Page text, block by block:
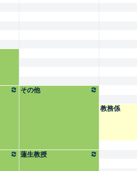
その他
教務係
蓮生教授